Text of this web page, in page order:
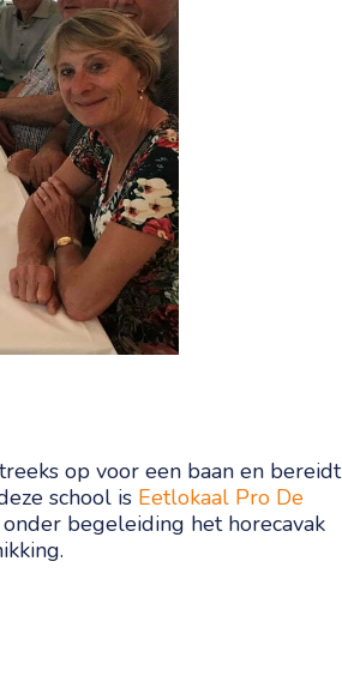
op voor een baan en bereidt
school is Eetlokaal Pro De
begeleiding het horecavak